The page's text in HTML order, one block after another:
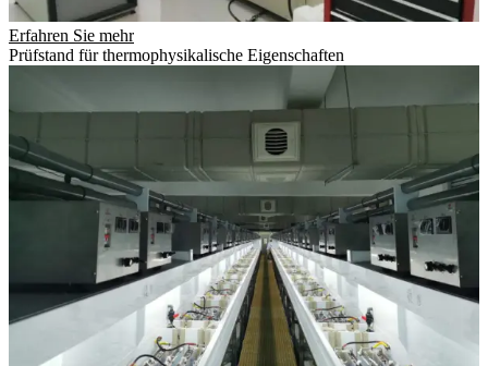
Erfahren Sie mehr
Prüfstand für thermophysikalische Eigenschaften